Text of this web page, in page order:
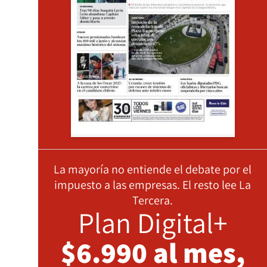
La mayoría no entiende el debate por el
impuesto a las empresas. El resto lee La
Tercera.
Plan Digital+
$6.990 al mes,